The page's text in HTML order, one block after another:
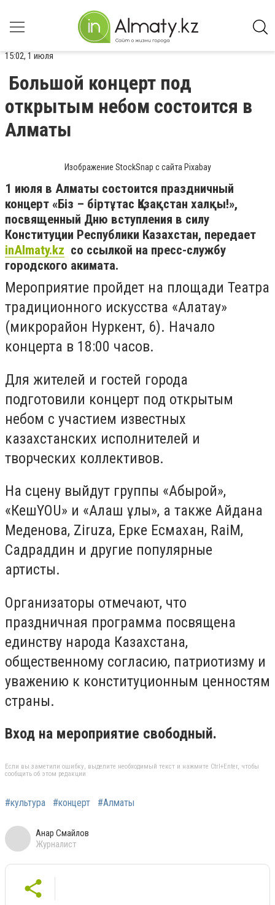
15:02, 1 июля
Большой концерт под
открытым небом состоится в
Алматы
Изображение StockSnap с сайта Pixabay
1 июля в Алматы состоится праздничный
концерт «Біз – біртұтас Қазақстан халқы!»,
посвященный Дню вступления в силу
Конституции Республики Казахстан, передает
inAlmaty.kz со ссылкой на пресс-службу
городского акимата.
Мероприятие пройдет на площади Театра
традиционного искусства «Алатау»
(микрорайон Нуркент, 6). Начало
концерта в 18:00 часов.
Для жителей и гостей города
подготовили концерт под открытым
небом с участием известных
казахстанских исполнителей и
творческих коллективов.
На сцену выйдут группы «Абырой»,
«КешYOU» и «Алаш ұлы», а также Айдана
Меденова, Ziruza, Ерке Есмахан, RaiM,
Садраддин и другие популярные
артисты.
Организаторы отмечают, что
праздничная программа посвящена
единству народа Казахстана,
общественному согласию, патриотизму и
уважению к конституционным ценностям
страны.
Вход на мероприятие свободный.
Если вы заметили ошибку, выделите необходимый текст и нажмите Ctrl+Enter, чтобы
сообщить об этом редакции
#культура #концерт #Алматы
Анар Смайлов
Журналист